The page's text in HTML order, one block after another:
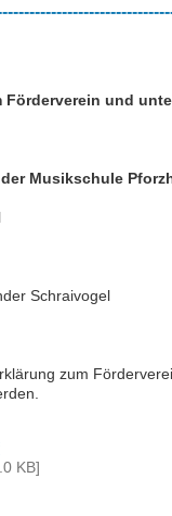
Förderverein und
Musikschule
Schraivogel
zum
KB]